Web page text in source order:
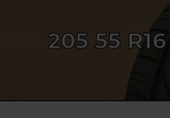
205 55